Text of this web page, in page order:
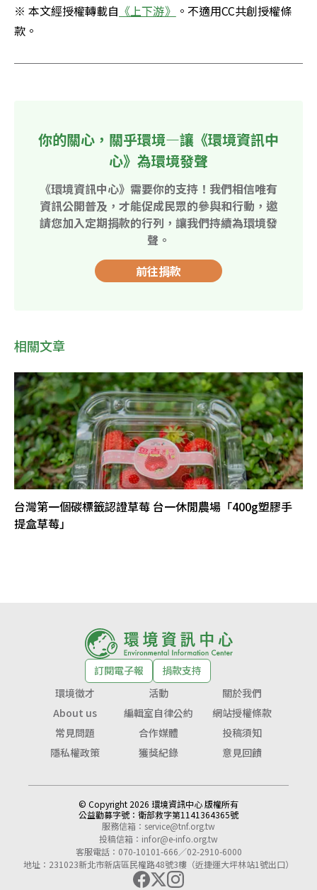
※ 本文經授權轉載自 《上下游》 。不適用CC共創授權條
款。
你的關心，關乎環境—讓《環境資訊中
心》為環境發聲
《環境資訊中心》需要你的支持！我們相信唯有
資訊公開普及，才能促成民眾的參與和行動，邀
請您加入定期捐款的行列，讓我們持續為環境發
聲。
前往捐款
相關文章
台灣第一個碳標籤認證草莓 台一休閒農場「400g塑膠手
提盒草莓」
訂閱電子報
捐款支持
環境徵才
活動
關於我們
About us
編輯室自律公約
網站授權條款
常見問題
合作媒體
投稿須知
隱私權政策
獲獎紀錄 意見回饋
© Copyright 2026 環境資訊中心 版權所有
公益勸募字號： 衛部救字第1141364365號
服務信箱： service@tnf.org.tw
投稿信箱： infor@e-info.org.tw
客服電話：070-10101-666／02-2910-6000
地址：231023新北市新店區民權路48號3樓（近捷運大坪林站1號出口）